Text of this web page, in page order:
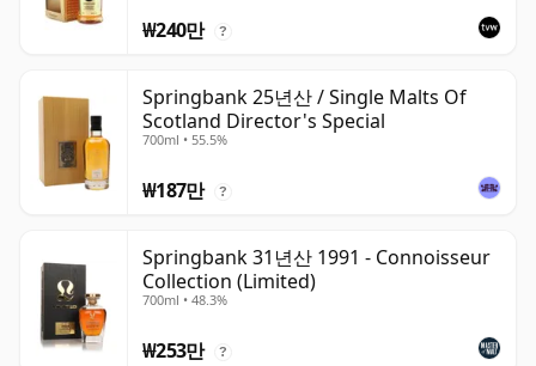
₩240만 ?
Springbank 25년산 / Single Malts Of
Scotland Director's Special
700ml • 55.5%
₩187만 ?
Springbank 31년산 1991 - Connoisseur
Collection (Limited)
700ml • 48.3%
₩253만 ?